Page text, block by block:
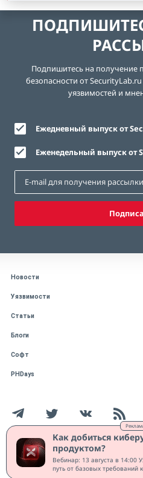
Как добиться
продуктом?
Вебинар: 13 августа в 14:00
путь от базовых требований
Подпишитесь на получение
безопасности от
уязвимостей и
Ежедневный выпуск от
Еженедельный выпуск от
Новости
Уязвимости
Статьи
Блоги
Софт
PHDays
Работает на CMS "1С-Битрикс: Управление
Защищено CURATOR